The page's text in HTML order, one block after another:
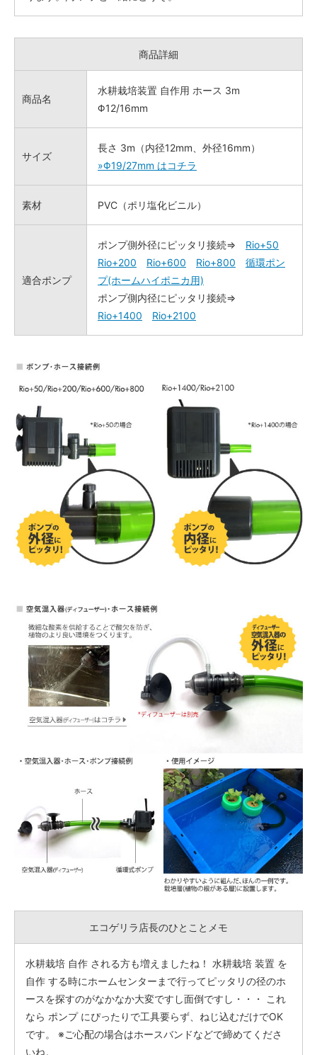
商品詳細
商品名
水耕栽培装置 自作用 ホース 3m
Φ12/16mm
サイズ
長さ 3m（内径12mm、外径16mm）
»Φ19/27mm はコチラ
素材 PVC（ポリ塩化ビニル）
適合ポンプ
ポンプ側外径にピッタリ接続⇒ Rio+50
Rio+200
Rio+600 Rio+800
循環ポン
プ(ホームハイポニカ用)
ポンプ側内径にピッタリ接続⇒
Rio+1400
Rio+2100
エコゲリラ店長のひとことメモ
水耕栽培 自作 される方も増えましたね！ 水耕栽培 装置 を
自作 する時にホームセンターまで行ってピッタリの径のホ
ースを探すのがなかなか大変ですし面倒ですし・・・ これ
なら ポンプ にぴったりで工具要らず、ねじ込むだけでOK
です。 ※ご心配の場合はホースバンドなどで締めてくださ
いね。